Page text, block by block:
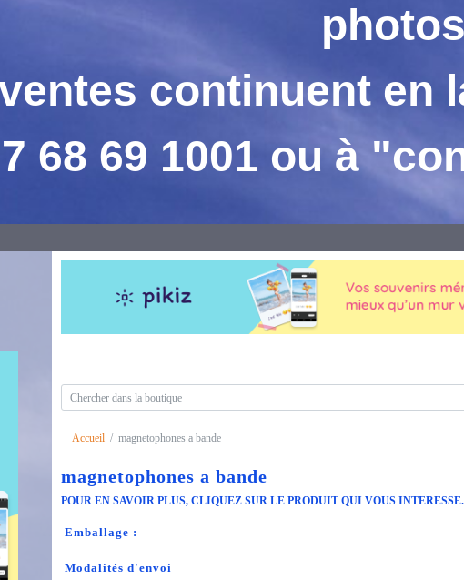
continuent en
68 69 1001 ouà
Accueil magnetophones a bande
magnetophones a bande
POUR EN SAVOIR PLUS, CLIQUEZ SUR LE PRODUIT QUI VOUS
Emballage :
Modalités d'envoi